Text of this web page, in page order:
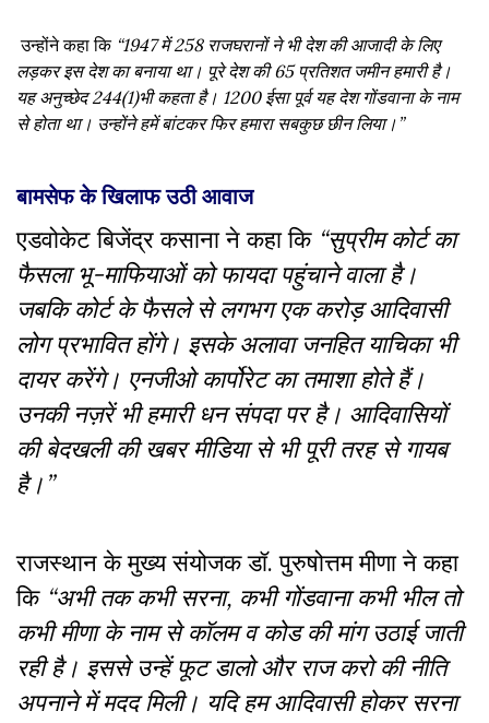
उन्होंने कहा कि “1947 में 258 राजघरानों ने भी देश की आजादी के लिए
लड़कर इस देश का बनाया था। पूरे देश की 65 प्रतिशत जमीन हमारी है।
यह अनुच्छेद 244(1)भी कहता है। 1200 ईसा पूर्व यह देश गोंडवाना के नाम
से होता था। उन्होंने हमें बांटकर फिर हमारा सबकुछ छीन लिया।”
बामसेफ के खिलाफ उठी आवाज
एडवोकेट बिजेंद्र कसाना ने कहा कि “सुप्रीम कोर्ट का
फैसला भू-माफियाओं को फायदा पहुंचाने वाला है।
जबकि कोर्ट के फैसले से लगभग एक करोड़ आदिवासी
लोग प्रभावित होंगे। इसके अलावा जनहित याचिका भी
दायर करेंगे। एनजीओ कार्पोरेट का तमाशा होते हैं।
उनकी नज़रें भी हमारी धन संपदा पर है। आदिवासियों
की बेदखली की खबर मीडिया से भी पूरी तरह से गायब
है।”
राजस्थान के मुख्य संयोजक डॉ. पुरुषोत्तम मीणा ने कहा
कि “अभी तक कभी सरना, कभी गोंडवाना कभी भील तो
कभी मीणा के नाम से कॉलम व कोड की मांग उठाई जाती
रही है। इससे उन्हें फूट डालो और राज करो की नीति
अपनाने में मदद मिली। यदि हम आदिवासी होकर सरना